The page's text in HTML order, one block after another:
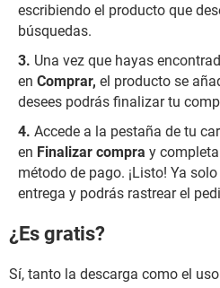
escribiendo el producto que
búsquedas.
Una vez que hayas
en Comprar, el producto se
desees podrás finalizar tu
Accede a la pestaña de tu
en Finalizar compra y
método de pago. ¡Listo! Ya
entrega y podrás rastrear el
¿Es gratis?
Sí, tanto la descarga como el